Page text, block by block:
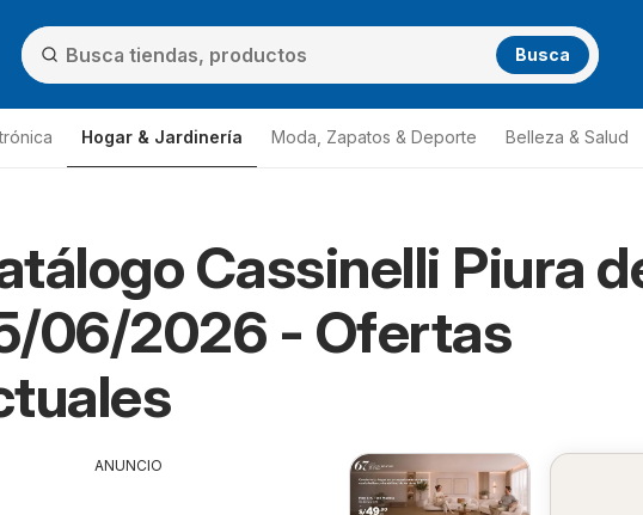
Busca
Hogar & Jardinería Moda, Zapatos & Deporte Belleza & Salud
Cassinelli Piura
06/2026 - Ofertas
ANUNCIO